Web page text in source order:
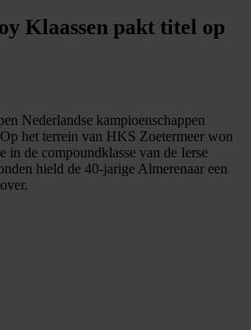
Klaassen pakt titel op
Nederlandse kampioenschappen
het terrein van HKS Zoetermeer won
in de compoundklasse van de Ierse
hield de 40-jarige Almerenaar een